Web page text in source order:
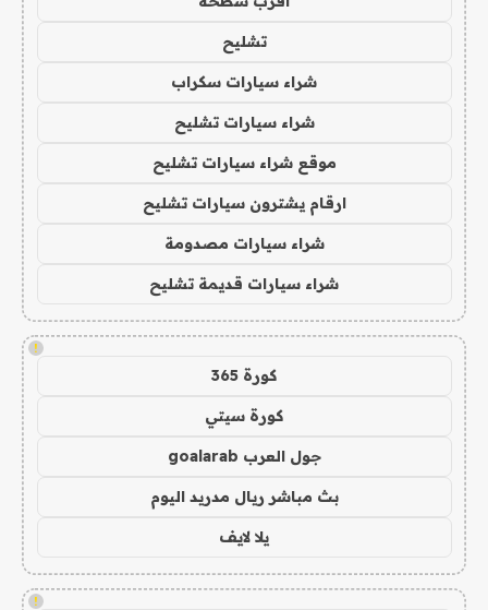
تشليح
شراء سيارات سكراب
شراء سيارات تشليح
موقع شراء سيارات تشليح
ارقام يشترون سيارات تشليح
شراء سيارات مصدومة
شراء سيارات قديمة تشليح
!
كورة 365
كورة سيتي
جول العرب goalarab
بث مباشر ريال مدريد اليوم
يلا لايف
!